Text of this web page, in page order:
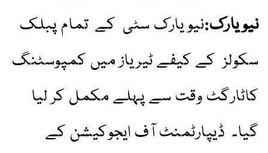
نیویارک:نیو یارک سٹی کے تمام پبلک
سکولز کے کیفے ٹیریاز میں کمپوسٹنگ
کاٹارگٹ وقت سے پہلے مکمل کر لیا
گیا۔ ڈیپارٹمنٹ آف ایجوکیشن کے